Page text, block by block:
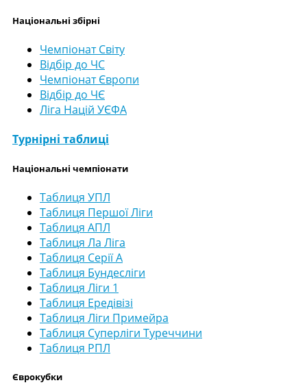
Національні збірні
Чемпіонат Світу
Відбір до ЧС
Чемпіонат Європи
Відбір до ЧЄ
Ліга Націй УЄФА
Турнірні таблиці
Національні чемпіонати
Таблиця УПЛ
Таблиця Першої Ліги
Таблиця АПЛ
Таблиця Ла Ліга
Таблиця Серії А
Таблиця Бундесліги
Таблиця Ліги 1
Таблиця Ередівізі
Таблиця Ліги Примейра
Таблиця Суперліги Туреччини
Таблиця РПЛ
Єврокубки